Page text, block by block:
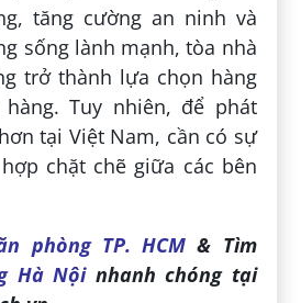
tăng cường an ninh và
sống lành mạnh, tòa nhà
trở thành lựa chọn hàng
Tuy nhiên, để phát
tại Việt Nam, cần có sự
chặt chẽ giữa các bên
phòng TP. HCM & Tìm
Hà Nội nhanh chóng tại